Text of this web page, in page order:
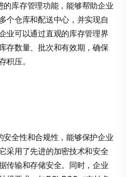
库存管理功能，能够帮助企业
个仓库和配送中心，并实现自
业可以通过直观的库存管理界
存数量、批次和有效期，确保
积压。
全性和合规性，能够保护企业
采用了先进的加密技术和安全
传输和存储安全。同时，企业